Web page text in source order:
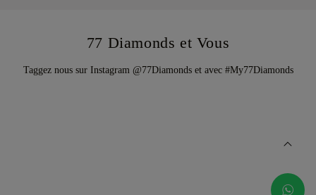
77 Diamonds et Vous
Taggez nous sur Instagram @77Diamonds et avec #My77Diamonds